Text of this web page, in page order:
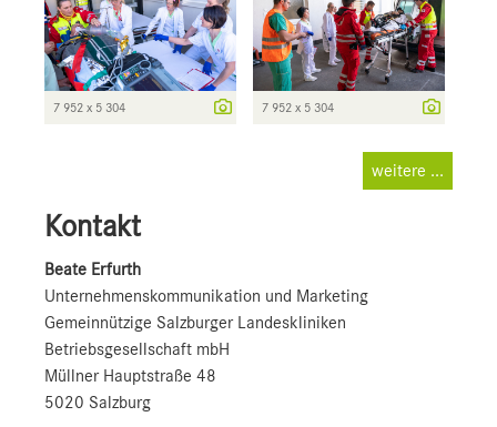
7 952 x 5 304 7 952 x 5 304
weitere ...
Kontakt
Beate Erfurth
Unternehmens­kommunikation und Marketing
Gemeinnützige Salzburger Landeskliniken
Betriebsgesellschaft mbH
Müllner Hauptstraße 48
5020 Salzburg